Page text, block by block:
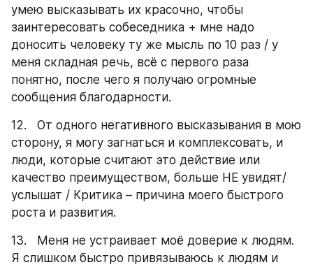
умею высказывать их красочно, чтобы
заинтересовать собеседника + мне надо
доносить человеку ту же мысль по 10 раз / у
меня складная речь, всё с первого раза
понятно, после чего я получаю огромные
сообщения благодарности.
12.   От одного негативного высказывания в мою
сторону, я могу загнаться и комплексовать, и
люди, которые считают это действие или
качество преимуществом, больше НЕ увидят/
услышат / Критика – причина моего быстрого
роста и развития.
13.   Меня не устраивает моё доверие к людям.
Я слишком быстро привязываюсь к людям и